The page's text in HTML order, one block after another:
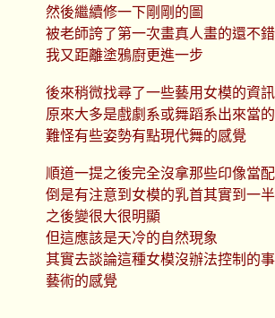
然後繼續修一下剛剛的圖
被老師誇了第一次畫真人畫的還不
我又距離塗鴉廚更進一步
後來稍微找尋了一些藝用女模的資訊
原來大多是戲劇系或舞蹈系出來當的
難怪有些姿勢有點現代舞的感覺
順道一提之後完全沒拿那些印像當
倒是有注意到女模的乳首其實到一
之後變很大很明顯
但這應該是天冷的自然現象
其實去談論這種女模沒辦法控制的
藝術的感覺